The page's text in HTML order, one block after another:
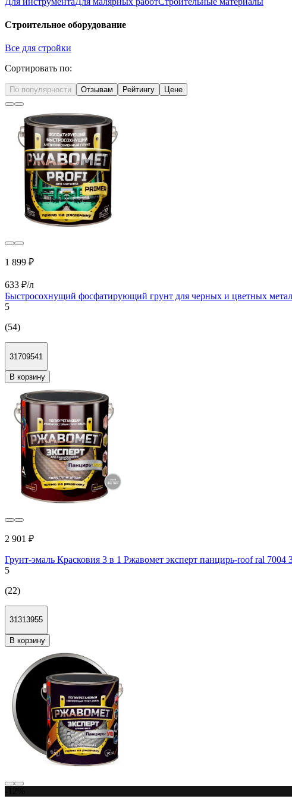
Строительное оборудование
Все для стройки
Сортировать по:
По популярности Отзывам Рейтингу Цене
1 899 ₽
633 ₽/л
Быстросохнущий фосфатирующий грунт для черных и цветных
5
(54)
31709541
В корзину
2 901 ₽
Грунт-эмаль Красковия 3 в 1 Ржавомет эксперт панцирь-roof ral
5
(22)
31313955
В корзину